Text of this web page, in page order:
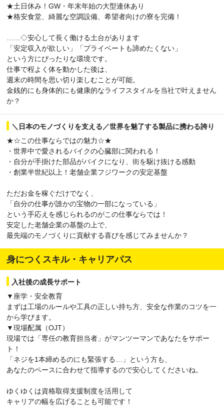
★土日休み！GW・年末年始の大型連休あり
★格安食堂、綺麗な空調設備、希望者向けの寮を完備！
……◇安心して長く働ける土台があります
「安定収入が欲しい」「プライベートも諦めたくない」
という方にぴったりな環境です。
仕事で程よく体を動かした後は、
週末の時間を思い切り楽しむことが可能。
金銭的にも身体的にも健康的なライフスタイルを当社で叶えません
か？
＼日本のモノづくりを支える／世界を魅了する製品に携わる誇り
★☆この仕事ならではの魅力☆★
・世界中で愛されるバイクの心臓部に関われる！
・自分が手掛けた部品がバイクになり、街を駆け抜ける感動
・創業半世紀以上！老舗企業フジワークの安定基盤
ただお金を稼ぐだけでなく、
「自分の仕事が誰かの宝物の一部になっている」
という手応えを感じられるのがこの仕事ならでは！
安定した老舗企業の基盤の上で、
最先端のモノづくりに貢献する喜びを感じてみませんか？
身につくスキル・キャリアパス
入社後の成長サポート
▼座学・安全教育
まずは工場のルールや工具の正しい持ち方、安全な作業のコツを一
から学びます。
▼現場配属（OJT）
現場では「専任の教育担当者」がマンツーマンであなたをサポー
ト！
「ネジを1本締めるのにも緊張する…」という方も、
あなたのペースに合わせて指導するので安心してくださいね。
ゆくゆくは資格取得支援制度を活用して
キャリアの幅を広げることも可能です！